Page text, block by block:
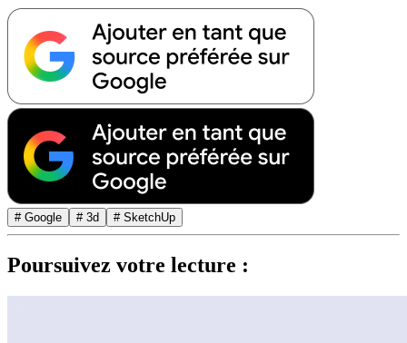
# Google # 3d # SketchUp
Poursuivez votre lecture :